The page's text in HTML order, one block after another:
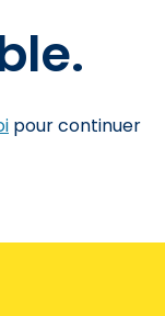
pour continuer